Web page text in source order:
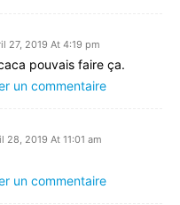
27, 2019 At 4:19 pm
pouvais faire ça.
un commentaire
28, 2019 At 11:01 am
un commentaire